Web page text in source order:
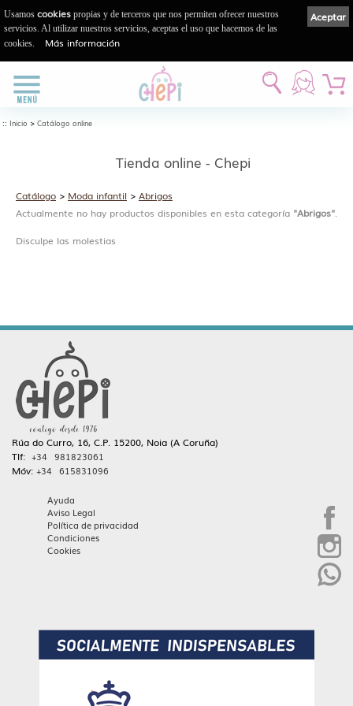
:: Inicio > Catálogo online
Tienda online - Chepi
Catálogo > Moda infantil > Abrigos
Actualmente no hay productos disponibles en esta categoría "Abrigos".
Disculpe las molestias
Rúa do Curro, 16, C.P. 15200, Noia (A Coruña)
Tlf: +34 981823061
Móv: +34 615831096
Ayuda
Aviso Legal
Política de privacidad
Condiciones
Cookies
Aceptar
Usamos cookies propias y de terceros que nos permiten ofrecer nuestros
servicios. Al utilizar nuestros servicios, aceptas el uso que hacemos de las
cookies.
Más información